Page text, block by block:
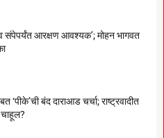
संपेपर्यंत आरक्षण आवश्यक’; मोहन भागवत
‘पीके’ची बंद दाराआड चर्चा; राष्ट्रवादीत
चाहूल?